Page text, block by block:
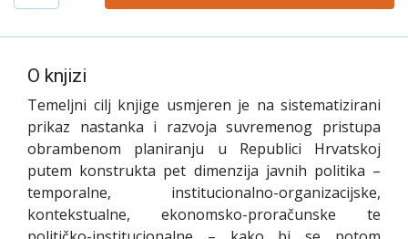
O knjizi
Temeljni cilj knjige usmjeren je na sistematizirani
prikaz nastanka i razvoja suvremenog pristupa
obrambenom planiranju u Republici Hrvatskoj
putem konstrukta pet dimenzija javnih politika –
temporalne, institucionalno-organizacijske,
kontekstualne, ekonomsko-proračunske te